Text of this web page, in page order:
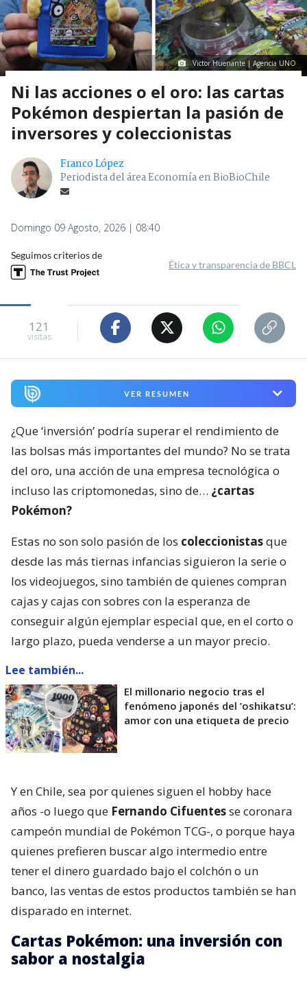
Victor Huenante | Agencia UNO
Ni las acciones o el oro: las cartas
Pokémon despiertan la pasión de
inversores y coleccionistas
Franco López
Periodista del área Economía en BioBioChile
Domingo 09 Agosto, 2026 | 08:40
Seguimos criterios de
Ética y transparencia de BBCL
121
visitas
VER RESUMEN
¿Que ‘inversión’ podría superar el rendimiento de
las bolsas más importantes del mundo? No se trata
del oro, una acción de una empresa tecnológica o
incluso las criptomonedas, sino de… ¿cartas
Pokémon?
Estas no son solo pasión de los coleccionistasque
desde las más tiernas infancias siguieron la serie o
los videojuegos, sino también de quienes compran
cajas y cajas con sobres con la esperanza de
conseguir algún ejemplar especial que, en el corto o
largo plazo, pueda venderse a un mayor precio.
Lee también...
El millonario negocio tras el
fenómeno japonés del ’oshikatsu’:
amor con una etiqueta de precio
Y en Chile, sea por quienes siguen el hobby hace
años -o luego que Fernando Cifuentesse coronara
campeón mundial de Pokémon TCG-, o porque haya
quienes prefieren buscar algo intermedio entre
tener el dinero guardado bajo el colchón o un
banco, las ventas de estos productos también se han
disparado en internet.
Cartas Pokémon: una inversión con
sabor a nostalgia